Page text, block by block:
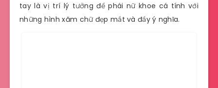
tay là vị trí lý tưởng để phái nữ khoe cá tính với
những hình xăm chữ đẹp mắt và đầy ý nghĩa.